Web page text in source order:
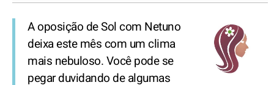
A oposição de Sol com Netuno
deixa este mês com um clima
mais nebuloso. Você pode se
pegar duvidando de algumas